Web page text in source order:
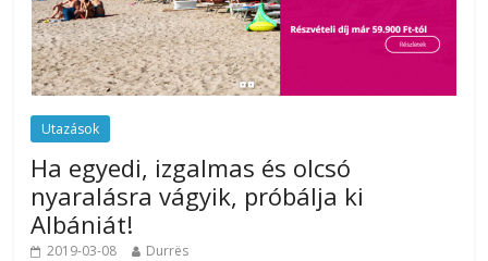
Utazások
Ha egyedi, izgalmas és olcsó
nyaralásra vágyik, próbálja ki
Albániát!
2019-03-08 Durrës